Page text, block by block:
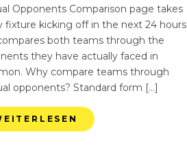
Opponents Comparison page takes
fixture kicking off in the next 24 hours
both teams through the
they have actually faced in
Why compare teams through
opponents? Standard form […]